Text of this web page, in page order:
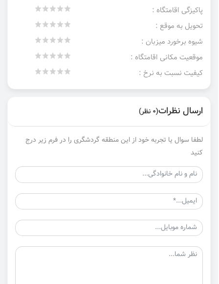
پاکیزگی اقامتگاه :
تحویل به موقع :
شیوه برخورد میزبان :
موقعیت مکانی اقامتگاه :
کیفیت نسبت به نرخ :
ارسال نظرات(0 نظر)
لطفا سوال یا تجربه خود از این منطقه گردشگری را در فرم زیر درج
کنید